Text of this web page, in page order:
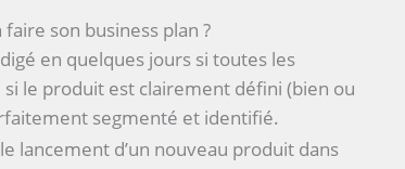
son business plan ?
en quelques jours si toutes les
le produit est clairement défini (bien ou
segmenté et identifié.
lancement d’un nouveau produit dans